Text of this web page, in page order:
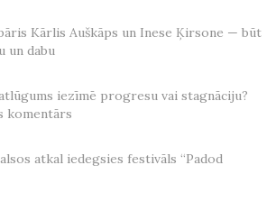
Kārlis Auškāps un Inese Ķirsone — būt
un dabu
iezīmē progresu vai stagnāciju?
komentārs
atkal iedegsies festivāls “Padod